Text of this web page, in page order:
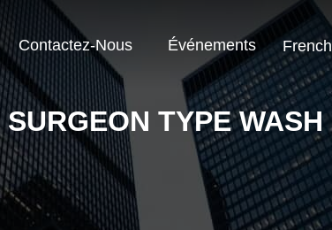
Contactez-Nous Événements French
TYPE WASH